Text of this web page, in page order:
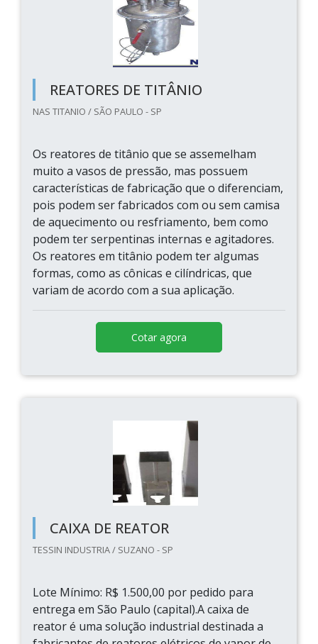
REATORES DE TITÂNIO
NAS TITANIO / SÃO PAULO - SP
Os reatores de titânio que se assemelham
muito a vasos de pressão, mas possuem
características de fabricação que o diferenciam,
pois podem ser fabricados com ou sem camisa
de aquecimento ou resfriamento, bem como
podem ter serpentinas internas e agitadores.
Os reatores em titânio podem ter algumas
formas, como as cônicas e cilíndricas, que
variam de acordo com a sua aplicação.
Cotar agora
CAIXA DE REATOR
TESSIN INDUSTRIA / SUZANO - SP
Lote Mínimo: R$ 1.500,00 por pedido para
entrega em São Paulo (capital).A caixa de
reator é uma solução industrial destinada a